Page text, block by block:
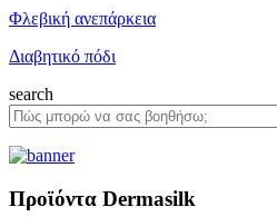
Φλεβική ανεπάρκεια
Διαβητικό πόδι
search
Προϊόντα Dermasilk